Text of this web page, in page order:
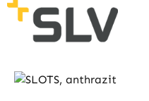
Bildergalerie überspringen